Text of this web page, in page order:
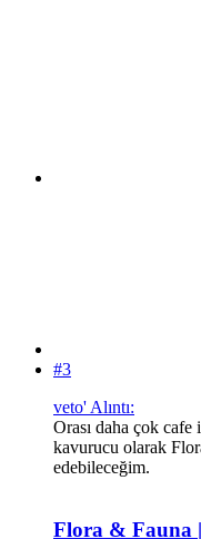
#3
veto' Alıntı:
Orası daha çok
kavurucu olarak
edebileceğim.
Flora & Fauna